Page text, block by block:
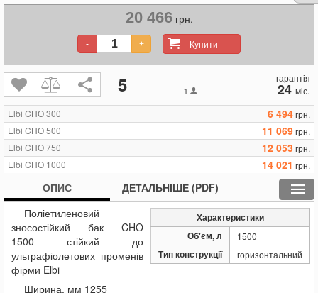
20 466грн.
Купити
- +
5 1
гарантія
24 міс.
Elbi CHО 300
6 494грн.
Elbi CHО 500
11 069грн.
Elbi CHО 750
12 053грн.
Elbi CHО 1000
14 021 грн.
20 466грн.
Elbi CHО 2000
26 133грн.
Elbi CHО 3000
39 619
Elbi CHО 5000
ОПИС ДЕТАЛЬНІШЕ (PDF)
Характеристики
Об'єм, л
1500
Тип конструкції горизонтальний
Поліетиленовий
зносостійкий бак CHO
1500 стійкий до
ультрафіолетових променів
фірми Elbi
Ширина, мм 1255